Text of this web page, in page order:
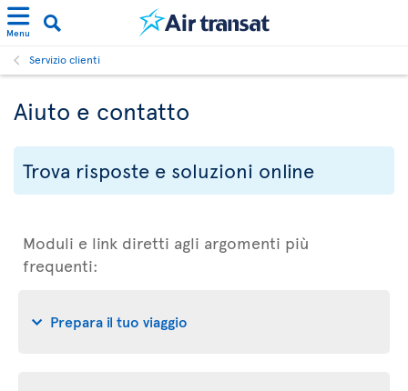
Menu
Servizio clienti
Aiuto e contatto
Trova risposte e soluzioni online
Moduli e link diretti agli argomenti più
frequenti:
Prepara il tuo viaggio